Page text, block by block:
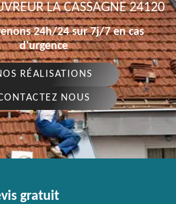
LA CASSAGNE 24120
24h/24 sur 7j/7 en cas
d'urgence
RÉALISATIONS
NOUS
gratuit